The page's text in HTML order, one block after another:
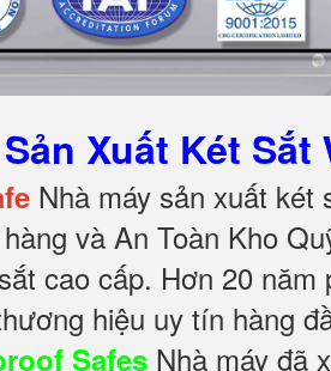
Xuất Két Sắt
Nhà máy sản xuất két
và An Toàn Kho
cao cấp. Hơn 20 năm
hiệu uy tín hàng
Safes Nhà máy đã